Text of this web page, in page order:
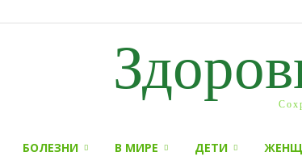
БОЛЕЗНИ В МИРЕ ДЕТИ